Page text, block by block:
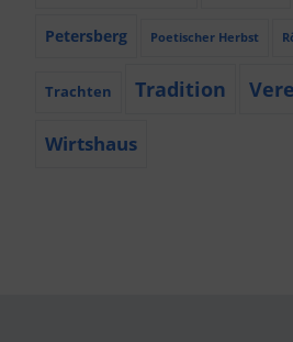
Petersberg Poetischer Herbst
Trachten Tradition
Wirtshaus